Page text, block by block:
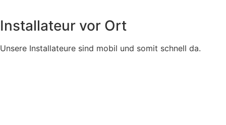
Installateur vor Ort
Unsere Installateure sind mobil und somit schnell da.